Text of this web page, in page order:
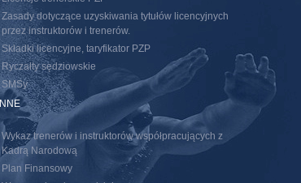
Zasady dotyczące uzyskiwania tytułów licencyjnych
przez instruktorów i trenerów.
Składki licencyjne, taryfikator PZP
Ryczałty sędziowskie
SMSy
INNE
Wykaz trenerów i instruktorów współpracujących z
Kadrą Narodową
Plan Finansowy